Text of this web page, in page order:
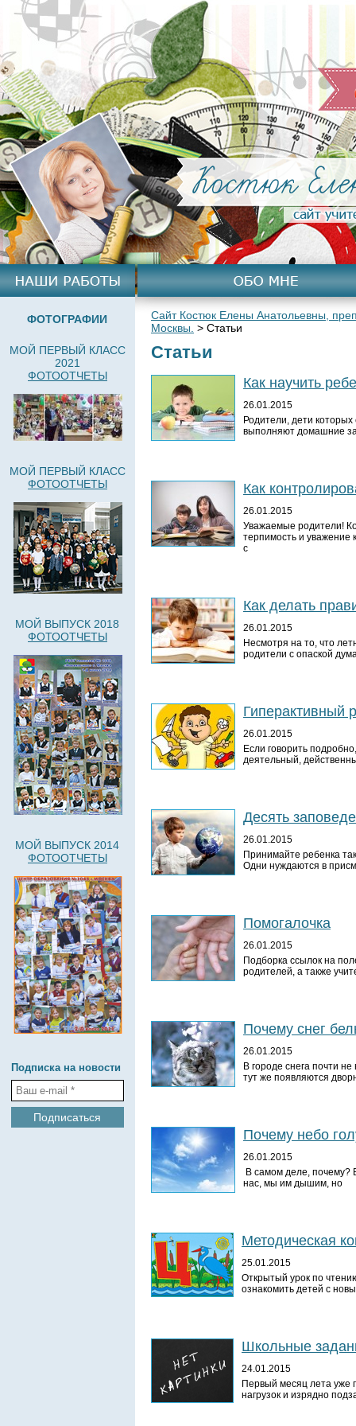
Сайт Костюк Елены Анатольевны,
Москвы. > Статьи
Статьи
Как научить
26.01.2015
Родители, дети
выполняют домашние
Как
26.01.2015
Уважаемые родители!
терпимость и уважение
с
Как делать
26.01.2015
Несмотря на то, что
родители с опаской
Гиперактивный
26.01.2015
Если говорить
деятельный,
Десять
26.01.2015
Принимайте ребенка
Одни нуждаются в
Помогалочка
26.01.2015
Подборка ссылок на
родителей, а также
Почему снег
26.01.2015
В городе снега почти
тут же появляются
Почему небо
26.01.2015
В самом деле, почему?
нас, мы им дышим, но
Методическая
25.01.2015
Открытый урок по
ознакомить детей с
Школьные
24.01.2015
Первый месяц лета уже
нагрузок и изрядно
ФОТОГРАФИИ
МОЙ ПЕРВЫЙ КЛАСС
2021
ФОТООТЧЕТЫ
МОЙ ПЕРВЫЙ КЛАСС
ФОТООТЧЕТЫ
МОЙ ВЫПУСК 2018
ФОТООТЧЕТЫ
МОЙ ВЫПУСК 2014
ФОТООТЧЕТЫ
Подписка на новости